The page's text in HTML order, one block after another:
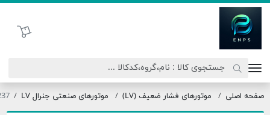
اتحاد نیروی پیشگام صنعت
موتورهای فشار ضعیف (LV) موتورهای صنعتی جنرال LV 14057237